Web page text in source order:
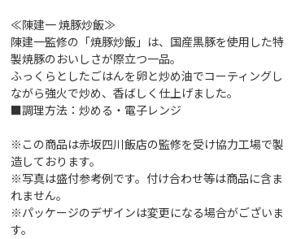
≪陳建一 焼豚炒飯≫
陳建一監修の「焼豚炒飯」は、国産黒豚を使用した特
製焼豚のおいしさが際立つ一品。
ふっくらとしたごはんを卵と炒め油でコーティングし
ながら強火で炒め、香ばしく仕上げました。
■調理方法：炒める・電子レンジ
※この商品は赤坂四川飯店の監修を受け協力工場で製
造しております。
※写真は盛付参考例です。付け合わせ等は商品に含ま
れません。
※パッケージのデザインは変更になる場合がございま
す。